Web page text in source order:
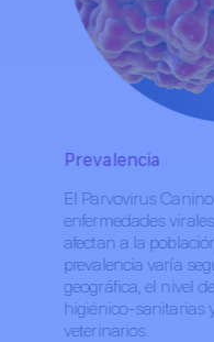
Prevalencia
El Parvovirus
enfermedades
afectan a la
prevalencia varía
geográfica, el nivel
higiénico-sanitarias
veterinarios.